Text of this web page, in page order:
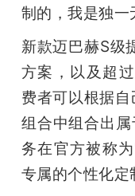
机
制的，我是独一
新款迈巴赫S级
方案，以及超
费者可以根据
组合中组合出
务在官方被称
专属的个性化定